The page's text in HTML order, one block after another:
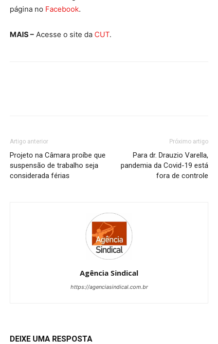
página no Facebook.
MAIS – Acesse o site da CUT.
Artigo anterior
Projeto na Câmara proíbe que
suspensão de trabalho seja
considerada férias
Próximo artigo
Para dr. Drauzio Varella,
pandemia da Covid-19 está
fora de controle
Agência Sindical
https://agenciasindical.com.br
DEIXE UMA RESPOSTA